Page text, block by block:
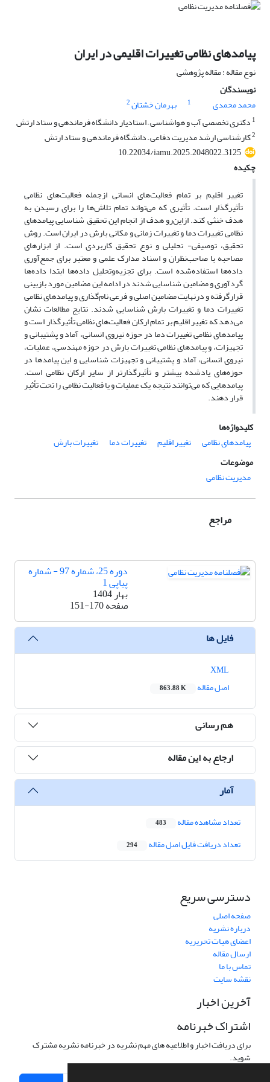
پیامدهای نظامی تغییرات اقلیمی در ایران
نوع مقاله : مقاله پژوهشی
نویسندگان
محمد محمدی
1 بهرمان خشتان2
1 دکتری تخصصی آب و هواشناسی – استادیار دانشگاه فرماندهی و ستاد ارتش
2کارشناسی ارشد مدیریت دفاعی – دانشگاه فرماندهی و ستاد ارتش
10.22034/iamu.2025.2048022.3125
چکیده
تغییر اقلیم بر تمام فعالیت‌های انسانی ازجمله فعالیت‌های نظامی
تأثیرگذار است. تأثیری که می‌تواند تمام تلاش‌ها را برای رسیدن به
هدف خنثی کند. ازاین‌رو هدف از انجام این تحقیق شناسایی پیامدهای
نظامی تغییرات دما و تغییرات زمانی و مکانی بارش در ایران است. روش
تحقیق، توصیفی- تحلیلی و نوع تحقیق کاربردی است. از ابزارهای
مصاحبه با صاحب‌نظران و اسناد مدارک علمی و معتبر برای جمع‌آوری
داده‌ها استفاده‌شده است. برای تجزیه‌وتحلیل داده‌ها ابتدا داده‌ها
گردآوری و مضامین شناسایی شدند در ادامه این مضامین مورد بازبینی
قرارگرفته و درنهایت مضامین اصلی و فرعی نام‌گذاری و پیامدهای نظامی
تغییرات دما و تغییرات بارش شناسایی شدند. نتایج مطالعات نشان
می‌دهد که‌ تغییر اقلیم بر تمام ارکان فعالیت‌های نظامی تأثیرگذار است و
پیامدهای نظامی تغییرات دما در حوزه نیروی انسانی، آماد و پشتیبانی و
تجهیزات، و پیامدهای نظامی تغییرات بارش در حوزه مهندسی، عملیات،
نیروی انسانی، آماد و پشتیبانی و تجهیزات شناسایی و این پیامدها در
حوزه‌های یادشده بیشتر و تأثیرگذارتر از سایر ارکان نظامی است.
پیامدهایی که می‌توانند نتیجه یک عملیات و یا فعالیت نظامی را تحت تأثیر
قرار دهند.
کلیدواژه‌ها
پیامدهای نظامی
تغییر اقلیم تغییرات دما
تغییرات بارش
موضوعات
مدیریت نظامی
مراجع
دوره 25، شماره 97 - شماره
پیاپی 1
بهار 1404
صفحه151-170
فایل ها
اصل مقاله
863.88 K
هم رسانی
ارجاع به این مقاله
آمار
تعداد مشاهده مقاله 483
تعداد دریافت فایل اصل مقاله 294
دسترسی سریع
صفحه اصلی
درباره نشریه
اعضای هیات تحریریه
ارسال مقاله
تماس با ما
نقشه سایت
آخرین اخبار
اشتراک خبرنامه
برای دریافت اخبار و اطلاعیه های مهم نشریه در خبرنامه نشریه مشترک
شوید.